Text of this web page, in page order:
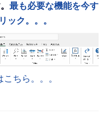
最も必要な機能を今す
ック。。。
ちら。。。